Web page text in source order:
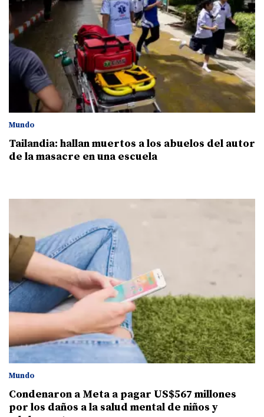
Mundo
Tailandia: hallan muertos a los abuelos del autor
de la masacre en una escuela
Mundo
Condenaron a Meta a pagar US$567 millones
por los daños a la salud mental de niños y